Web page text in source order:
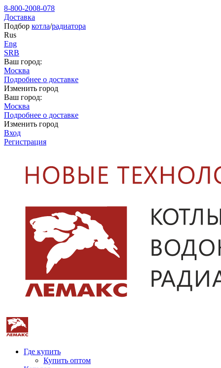
8-800-2008-078
Доставка
Подбор котла/радиатора
Rus
Eng
SRB
Ваш город:
Москва
Подробнее о доставке
Изменить город
Ваш город:
Москва
Подробнее о доставке
Изменить город
Вход
Регистрация
Где купить
Купить оптом